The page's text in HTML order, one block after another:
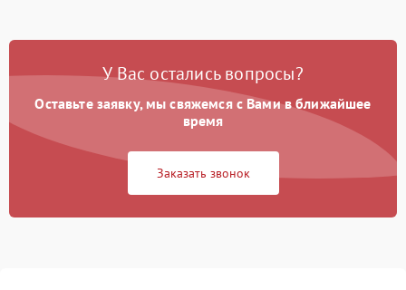
У Вас остались вопросы?
Оставьте заявку, мы свяжемся с Вами в ближайшее
время
Заказать звонок